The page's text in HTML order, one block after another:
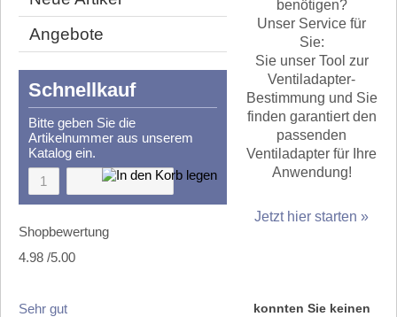
Angebote
Schnellkauf
Bitte geben Sie die
Artikelnummer aus unserem
Katalog ein.
Shopbewertung
4.98 /5.00
Sehr gut
benötigen?
Unser Service für
Sie:
Sie unser Tool zur
Ventiladapter-
Bestimmung und Sie
finden garantiert den
passenden
Ventiladapter für Ihre
Anwendung!
Jetzt hier starten »
konnten Sie keinen